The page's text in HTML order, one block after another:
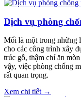
Dịch vụ phòng
Mối là một trong những
cho các công trình xây
trúc gỗ, thậm chí ăn
vậy, việc phòng chống
rất quan trọng.
Xem chi tiết →